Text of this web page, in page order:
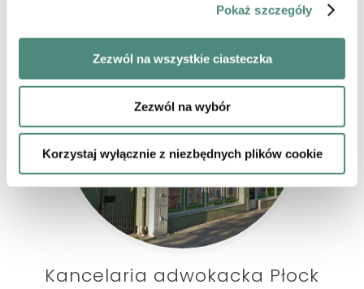
Pokaż szczegóły
Zezwól na wszystkie ciasteczka
Zezwól na wybór
Korzystaj wyłącznie z niezbędnych plików cookie
Kancelaria adwokacka Płock